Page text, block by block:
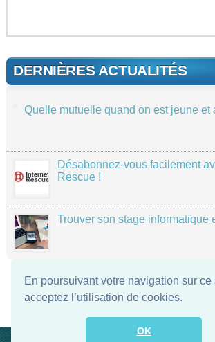
En poursuivant votre navigation sur ce
acceptez l’utilisation de cookies.
OK
DERNIÈRES ACTUALITÉS
Quelle mutuelle quand on est jeune et
Désabonnez-vous facilement
Rescue !
Trouver son stage informatique